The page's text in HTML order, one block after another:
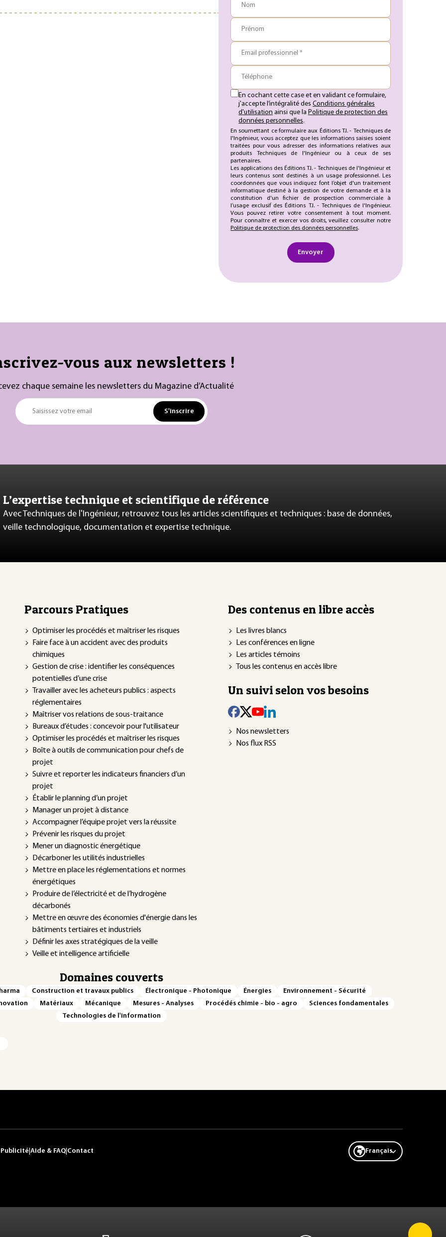
Nom
Prénom
Email professionnel *
Téléphone
En cochant cette case et en validant ce formulaire,
j'accepte l’intégralité des Conditions générales
d'utilisation ainsi que la Politique de protection des
données personnelles.
En soumettant ce formulaire aux Éditions T.I. - Techniques de
l'Ingénieur, vous acceptez que les informations saisies soient
traitées pour vous adresser des informations relatives aux
produits Techniques de l'Ingénieur ou à ceux de ses
partenaires.
Les applications des Éditions T.I. - Techniques de l'Ingénieur et
leurs contenus sont destinés à un usage professionnel. Les
coordonnées que vous indiquez font l’objet d'un traitement
informatique destiné à la gestion de votre demande et à la
constitution d'un fichier de prospection commerciale à
l’usage exclusif des Éditions T.I. - Techniques de l'Ingénieur.
Vous pouvez retirer votre consentement à tout moment.
Pour connaître et exercer vos droits, veuillez consulter notre
Politique de protection des données personnelles.
Envoyer
vous aux newsletters !
chaque semaine les newsletters du Magazine d’Actualité
Saisissez votre email S'inscrire
L’expertise technique et scientifique de référence
Avec Techniques de l'Ingénieur, retrouvez tous les articles scientifiques et techniques : base de données,
veille technologique, documentation et expertise technique.
Parcours Pratiques
Optimiser les procédés et maîtriser les risques
Faire face à un accident avec des produits
chimiques
Gestion de crise : identifier les conséquences
potentielles d’une crise
Travailler avec les acheteurs publics : aspects
réglementaires
Maîtriser vos relations de sous-traitance
Bureaux d’études : concevoir pour l'utilisateur
Optimiser les procédés et maîtriser les risques
Boîte à outils de communication pour chefs de
projet
Suivre et reporter les indicateurs financiers d’un
projet
Établir le planning d’un projet
Manager un projet à distance
Accompagner l’équipe projet vers la réussite
Prévenir les risques du projet
Mener un diagnostic énergétique
Décarboner les utilités industrielles
Mettre en place les réglementations et normes
énergétiques
Produire de l’électricité et de l’hydrogène
décarbonés
Mettre en œuvre des économies d'énergie dans les
bâtiments tertiaires et industriels
Définir les axes stratégiques de la veille
Veille et intelligence artificielle
Des contenus en libre accès
Les livres blancs
Les conférences en ligne
Les articles témoins
Tous les contenus en accès libre
Un suivi selon vos besoins
Nos newsletters
Nos flux RSS
Domaines couverts
Construction et travaux publics Électronique - Photonique Énergies
Environnement - Sécurité
Matériaux Mécanique Mesures - Analyses Procédés chimie - bio - agro
Sciences fondamentales
Technologies de l'information
Publicité Aide & FAQ Contact Français